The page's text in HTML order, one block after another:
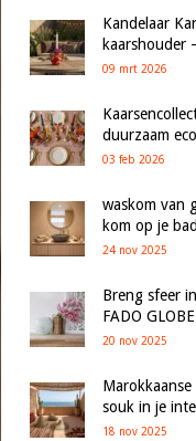
Kandelaar
kaarshouder
09 mrt 2026
duurzaam
03 feb 2026
waskom van
kom op je
24 nov 2025
Breng sfeer
FADO
20 nov 2025
souk in je
18 nov 2025